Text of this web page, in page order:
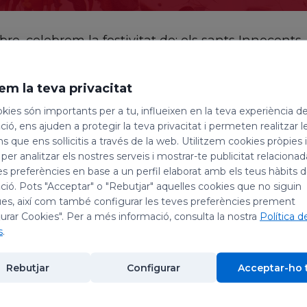
celebrem la festivitat de: els sants
VI, l'Església els honora els dies de Nadal. Són
l’objectiu d’eliminar el Messies i Rei d’Israel,
Constitueixen les primícies dels rescatats.
El poeta Prudenci, del segle IV, els defineix
pel Crist (...), jugueu amb la palma i la
en tota la seva cruesa, la maldat que pot
però alhora és una afirmació, de la victòria
Déu rep en el seu Regne i corona amb la seva
de Cartago Quodvultdeus, digué d’ells: “
la teva privacitat
són importants per a tu, influeixen en la teva experiència de
ens ajuden a protegir la teva privacitat i permeten realitzar
que ens sol·licitis a través de la web. Utilitzem cookies pròpies
analitzar els nostres serveis i mostrar-te publicitat
preferències en base a un perfil elaborat amb els teus hàbits
Pots "Acceptar" o "Rebutjar" aquelles cookies que no siguin
així com també configurar les teves preferències prement
Cookies". Per a més informació, consulta la nostra Política
.
Rebutjar Configurar Acceptar-ho